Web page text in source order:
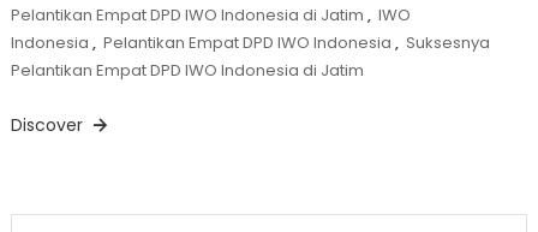
Pelantikan Empat DPD IWO Indonesia di Jatim , IWO
Indonesia , Pelantikan Empat DPD IWO Indonesia , Suksesnya
Pelantikan Empat DPD IWO Indonesia di Jatim
Discover